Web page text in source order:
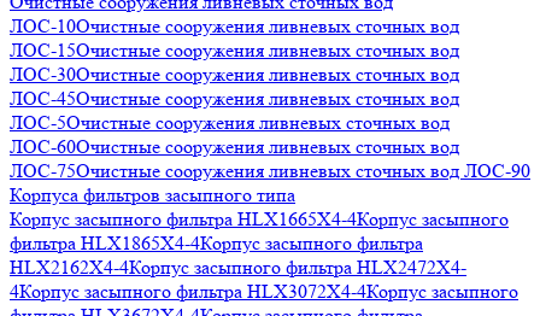
ЛОС-10Очистные сооружения ливневых сточных вод
ЛОС-15Очистные сооружения ливневых сточных вод
ЛОС-30Очистные сооружения ливневых сточных вод
ЛОС-45Очистные сооружения ливневых сточных вод
ЛОС-5Очистные сооружения ливневых сточных вод
ЛОС-60Очистные сооружения ливневых сточных вод
ЛОС-75Очистные сооружения ливневых сточных вод ЛОС-90
Корпуса фильтров засыпного типа
Корпус засыпного фильтра HLX1665X4-4Корпус засыпного
фильтра HLX1865X4-4Корпус засыпного фильтра
HLX2162X4-4Корпус засыпного фильтра HLX2472X4-
4Корпус засыпного фильтра HLX3072X4-4Корпус засыпного